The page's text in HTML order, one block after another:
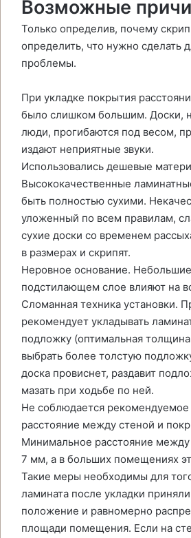
Возможные
Только определив, почему
определить, что нужно сделать
проблемы.
При укладке покрытия
было слишком большим. Доски,
люди, прогибаются под весом,
издают неприятные звуки.
Использовались дешевые
Высококачественные
быть полностью сухими.
уложенный по всем правилам,
сухие доски со временем
в размерах и скрипят.
Неровное основание.
подстилающем слое влияют на
Сломанная техника установки.
рекомендует укладывать
подложку (оптимальная
выбрать более толстую
доска провиснет, раздавит
мазать при ходьбе по ней.
Не соблюдается рекомендуемое
расстояние между стеной и
Минимальное расстояние между
7 мм, а в больших помещениях
Такие меры необходимы для
ламината после укладки
положение и равномерно
площади помещения. Если на